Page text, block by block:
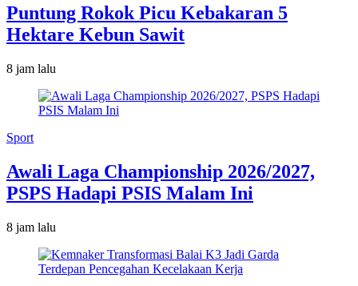
Puntung Rokok Picu Kebakaran 5
Hektare Kebun Sawit
8 jam lalu
Sport
Awali Laga Championship 2026/2027,
PSPS Hadapi PSIS Malam Ini
8 jam lalu